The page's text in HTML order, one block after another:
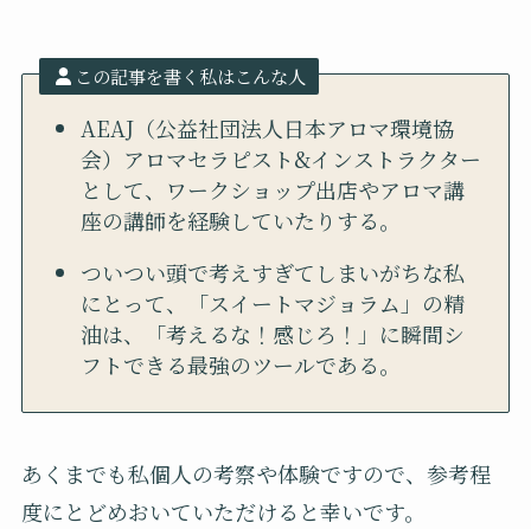
この記事を書く私はこんな人
AEAJ（公益社団法人日本アロマ環境協
会）アロマセラピスト&インストラクター
として、ワークショップ出店やアロマ講
座の講師を経験していたりする。
ついつい頭で考えすぎてしまいがちな私
にとって、「スイートマジョラム」の精
油は、「考えるな！感じろ！」に瞬間シ
フトできる最強のツールである。
あくまでも私個人の考察や体験ですので、参考程
度にとどめおいていただけると幸いです。